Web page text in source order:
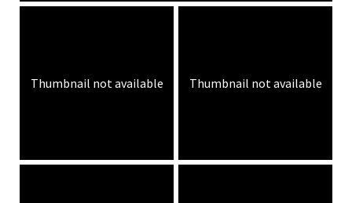
Thumbnail not available Thumbnail not available